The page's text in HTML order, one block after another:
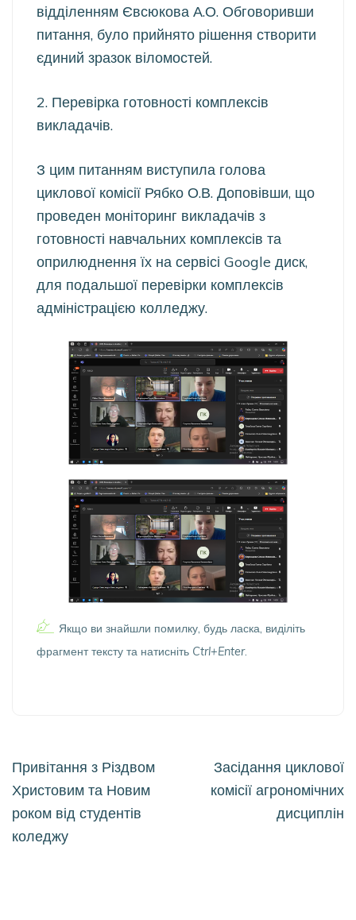
відділенням Євсюкова А.О. Обговоривши
питання, було прийнято рішення створити
єдиний зразок віломостей.
2. Перевірка готовності комплексів
викладачів.
З цим питанням виступила голова
циклової комісії Рябко О.В. Доповівши, що
проведен моніторинг викладачів з
готовності навчальних комплексів та
оприлюднення їх на сервісі Google диск,
для подальшої перевірки комплексів
адміністрацією колледжу.
Якщо ви знайшли помилку, будь ласка, виділіть
фрагмент тексту та натисніть Ctrl+Enter.
Навігація
записів
Привітання з Різдвом
Христовим та Новим
роком від студентів
коледжу
Засідання циклової
комісії агрономічних
дисциплін